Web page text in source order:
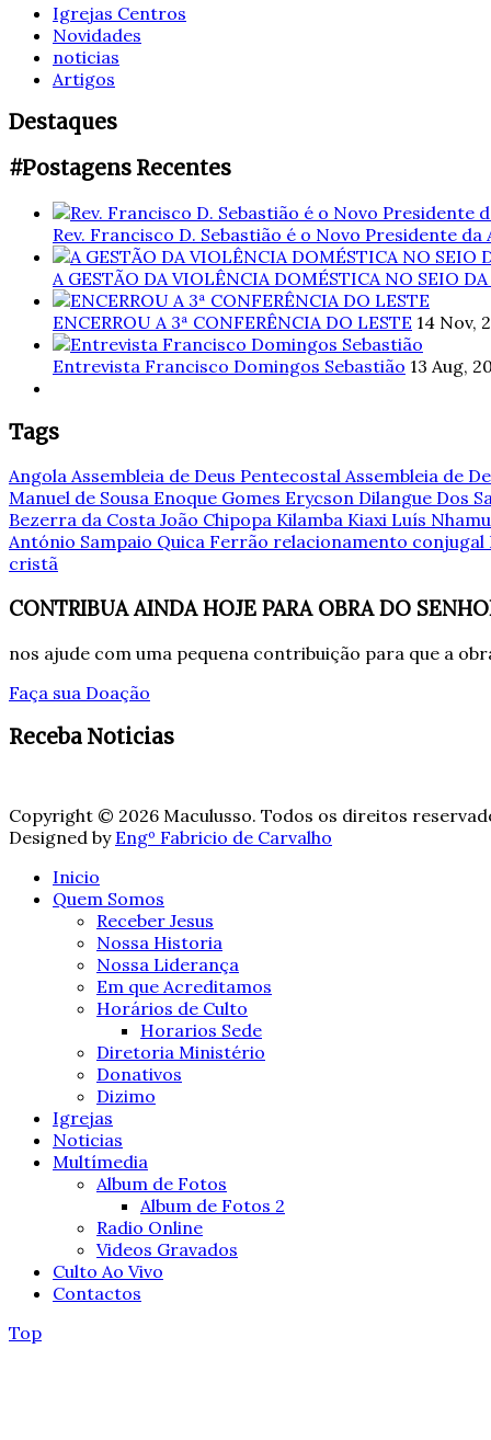
Igrejas Centros
Novidades
noticias
Artigos
Destaques
#Postagens Recentes
Rev. Francisco D. Sebastião é o Novo Presidente da
A GESTÃO DA VIOLÊNCIA DOMÉSTICA NO SEIO
ENCERROU A 3ª CONFERÊNCIA DO LESTE 14 Nov,
Entrevista Francisco Domingos Sebastião 13 Aug,
Tags
Angola Assembleia de Deus Pentecostal Assembleia de
Manuel de Sousa Enoque Gomes Erycson Dilangue Dos
Bezerra da Costa João Chipopa Kilamba Kiaxi Luís
António Sampaio Quica Ferrão relacionamento conjugal
cristã
CONTRIBUA AINDA HOJE PARA OBRA DO
nos ajude com uma pequena contribuição para que a
Faça sua Doação
Receba Noticias
Copyright © 2026 Maculusso. Todos os direitos
Designed by Engº Fabricio de Carvalho
Inicio
Quem Somos
Receber Jesus
Nossa Historia
Nossa Liderança
Em que Acreditamos
Horários de Culto
Horarios Sede
Diretoria Ministério
Donativos
Dizimo
Igrejas
Noticias
Multímedia
Album de Fotos
Album de Fotos 2
Radio Online
Videos Gravados
Culto Ao Vivo
Contactos
Top